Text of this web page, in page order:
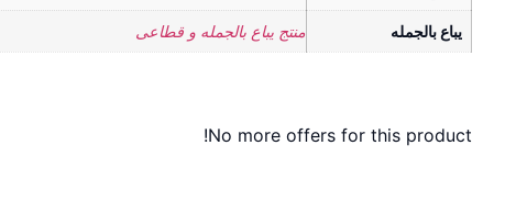
يباع بالجمله منتج يباع بالجمله و قطاعى
No more offers for this product!